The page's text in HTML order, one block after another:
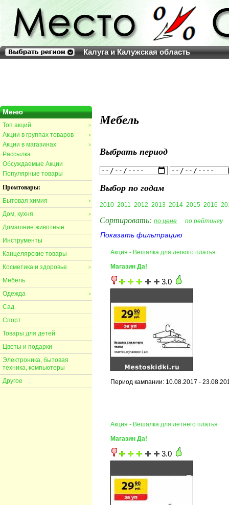
Калуга и Калужская область
Меню
>
Топ акций
>
Акции в группах товаров
>
Акции в магазинах
Рассылка
Обсуждаемые Акции
Популярные товары
Промтовары:
>
Бытовая химия
>
Дом, кухня
Домашние животные
Инструменты
Канцелярские товары
>
Косметика и здоровье
Мебель
>
Одежда
Сад
Спорт
Товары для детей
Цветы и подарки
Электроника, бытовая
техника, компьютеры
Другое
Мебель
Выбрать период
Выбор по годам
2010 2011 2012 2013 2014 2015 2016
Сортировать: по цене по рейтингу
Показать фильтрацию
Акция - Вешалка для легкого платья
Магазин Да!
3.0
Период кампании: 10.08.2017 -
Акция - Вешалка для летнего платья
Магазин Да!
3.0